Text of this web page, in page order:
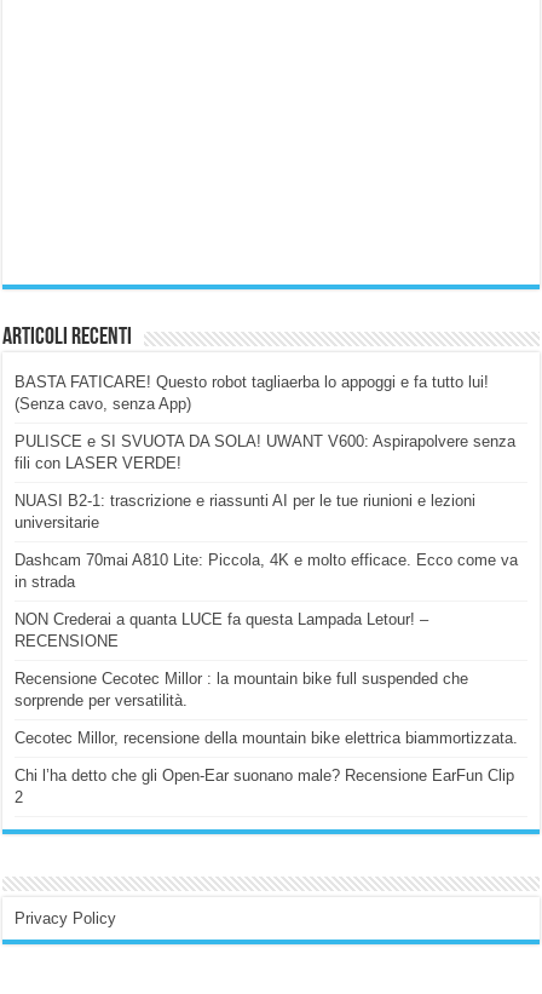
Articoli Recenti
BASTA FATICARE! Questo robot tagliaerba lo appoggi e fa tutto lui!
(Senza cavo, senza App)
PULISCE e SI SVUOTA DA SOLA! UWANT V600: Aspirapolvere senza
fili con LASER VERDE!
NUASI B2-1: trascrizione e riassunti AI per le tue riunioni e lezioni
universitarie
Dashcam 70mai A810 Lite: Piccola, 4K e molto efficace. Ecco come va
in strada
NON Crederai a quanta LUCE fa questa Lampada Letour! –
RECENSIONE
Recensione Cecotec Millor : la mountain bike full suspended che
sorprende per versatilità.
Cecotec Millor, recensione della mountain bike elettrica biammortizzata.
Chi l’ha detto che gli Open-Ear suonano male? Recensione EarFun Clip
2
Privacy Policy